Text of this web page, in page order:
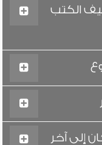
الكتب
إلى آخر